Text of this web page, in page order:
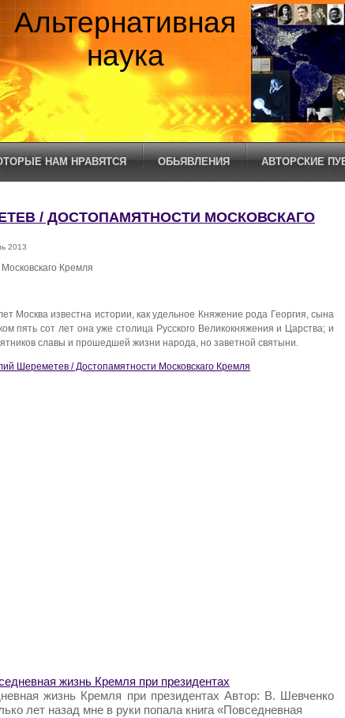
Альтернативная
наука
НАМ НРАВЯТСЯ ОБЬЯВЛЕНИЯ АВТОРСКИЕ
/ ДОСТОПАМЯТНОСТИ МОСКОВСКАГО
2013
Кремля
Москва известна истории, как удельное Княжение рода Георгия, сына
пять сот лет она уже столица Русского Великокняжения и Царства; и
славы и прошедшей жизни народа, но заветной святыни.
Шереметев / Достопамятности Московскаго Кремля
жизнь Кремля при президентах
жизнь Кремля при президентах Автор: В. Шевченко
лет назад мне в руки попала книга «Повседневная